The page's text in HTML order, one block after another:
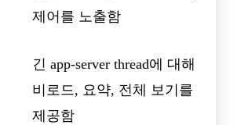
제어를 노출함
긴 app-server thread에 대해
비로드, 요약, 전체 보기를
제공함